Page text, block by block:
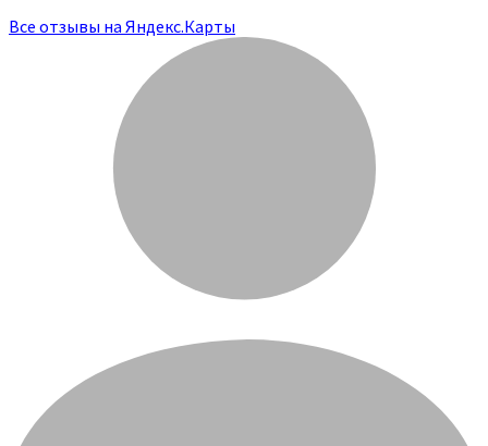
Все отзывы на Яндекс.Карты